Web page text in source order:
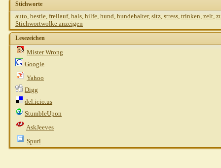
Stichworte
auto, bestie, freilauf, hals, hilfe, hund, hundehalter, sitz, stress, trinken, zelt,
Stichwortwolke anzeigen
Lesezeichen
Mister Wrong
Google
Yahoo
Digg
del.icio.us
StumbleUpon
AskJeeves
Spurl